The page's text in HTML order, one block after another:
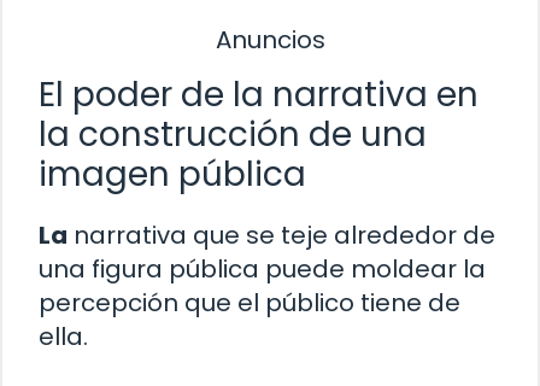
Anuncios
El poder de la narrativa en
la construcción de una
imagen pública
La narrativa que se teje alrededor de
una figura pública puede moldear la
percepción que el público tiene de
ella.